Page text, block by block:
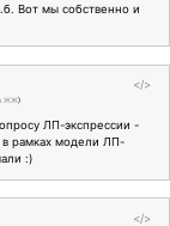
Вот мы собственно и
</>
ЖЖ)
ЛП-экспрессии -
в рамках модели ЛП-
:)
</>